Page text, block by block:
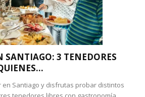
SANTIAGO: 3 TENEDORES
en Santiago y disfrutas probar distintos